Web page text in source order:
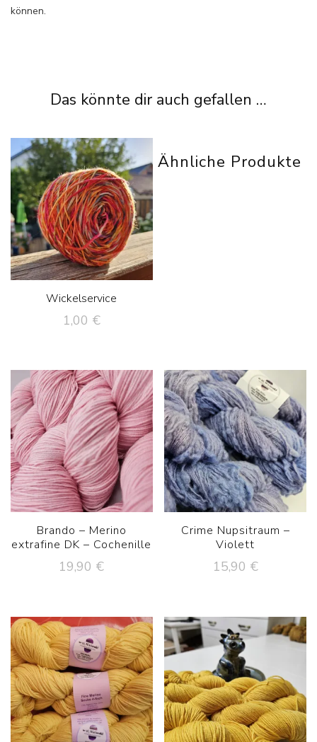
können.
Das könnte dir auch gefallen …
Wickelservice
1,00 €
Ähnliche Produkte
Brando – Merino
extrafine DK – Cochenille
19,90 €
Crime Nupsitraum –
Violett
15,90 €